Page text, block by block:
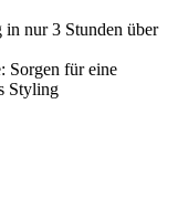
nur 3 Stunden über
Sorgen für eine
Styling